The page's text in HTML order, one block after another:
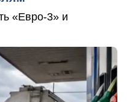
«Евро-3» и